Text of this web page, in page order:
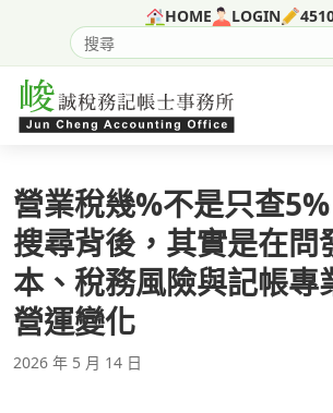
HOME LOGIN
搜尋網站內容
營業稅幾%不是只查
搜尋背後，其實是在問
本、稅務風險與記帳專
營運變化
2026 年 5 月 14 日